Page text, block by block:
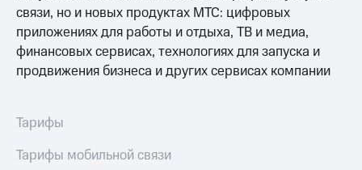
связи, но и новых продуктах МТС: цифровых
приложениях для работы и отдыха, ТВ и медиа,
финансовых сервисах, технологиях для запуска и
продвижения бизнеса и других сервисах компании
Тарифы
Тарифы мобильной связи